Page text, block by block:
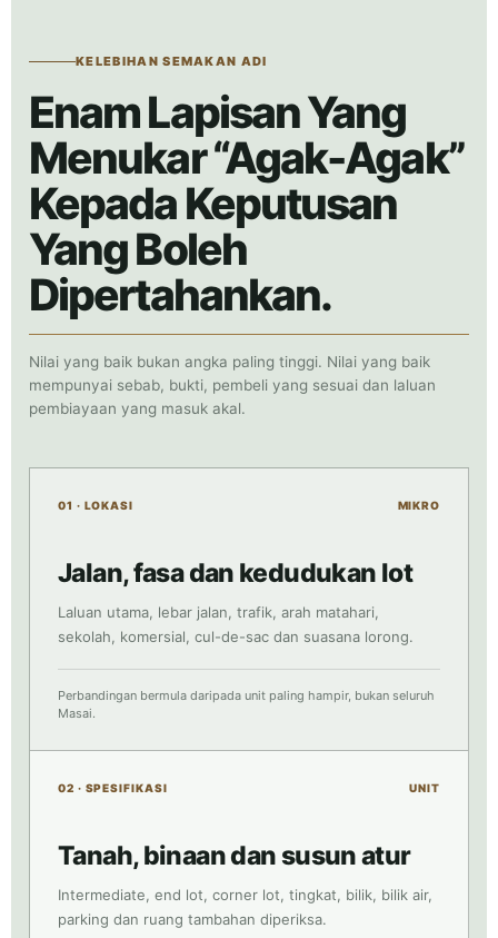
KELEBIHAN SEMAKAN ADI
Enam Lapisan Yang
Menukar “Agak-Agak”
Kepada Keputusan
Yang Boleh
Dipertahankan.
Nilai yang baik bukan angka paling tinggi. Nilai yang baik
mempunyai sebab, bukti, pembeli yang sesuai dan laluan
pembiayaan yang masuk akal.
01 · LOKASI MIKRO
Jalan, fasa dan kedudukan lot
Laluan utama, lebar jalan, trafik, arah matahari,
sekolah, komersial, cul-de-sac dan suasana lorong.
Perbandingan bermula daripada unit paling hampir, bukan seluruh
Masai.
02 · SPESIFIKASI UNIT
Tanah, binaan dan susun atur
Intermediate, end lot, corner lot, tingkat, bilik, bilik air,
parking dan ruang tambahan diperiksa.